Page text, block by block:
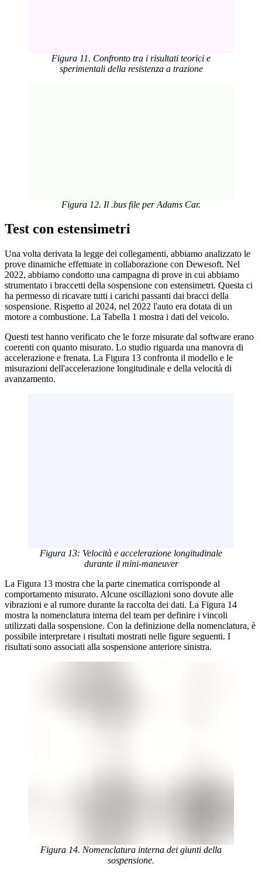
Figura 11. Confronto tra i risultati teorici e
sperimentali della resistenza a trazione
Figura 12. Il .bus file per Adams Car.
Test con estensimetri
Una volta derivata la legge dei collegamenti, abbiamo analizzato le
prove dinamiche effettuate in collaborazione con Dewesoft. Nel
2022, abbiamo condotto una campagna di prove in cui abbiamo
strumentato i braccetti della sospensione con estensimetri. Questa ci
ha permesso di ricavare tutti i carichi passanti dai bracci della
sospensione. Rispetto al 2024, nel 2022 l'auto era dotata di un
motore a combustione. La Tabella 1 mostra i dati del veicolo.
Questi test hanno verificato che le forze misurate dal software erano
coerenti con quanto misurato. Lo studio riguarda una manovra di
accelerazione e frenata. La Figura 13 confronta il modello e le
misurazioni dell'accelerazione longitudinale e della velocità di
avanzamento.
Figura 13: Velocità e accelerazione longitudinale
durante il mini-maneuver
La Figura 13 mostra che la parte cinematica corrisponde al
comportamento misurato. Alcune oscillazioni sono dovute alle
vibrazioni e al rumore durante la raccolta dei dati. La Figura 14
mostra la nomenclatura interna del team per definire i vincoli
utilizzati dalla sospensione. Con la definizione della nomenclatura, è
possibile interpretare i risultati mostrati nelle figure seguenti. I
risultati sono associati alla sospensione anteriore sinistra.
Figura 14. Nomenclatura interna dei giunti della
sospensione.